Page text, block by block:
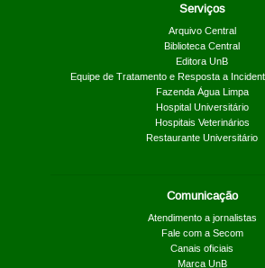
Serviços
Arquivo Central
Biblioteca Central
Editora UnB
Equipe de Tratamento e Resposta a
Fazenda Água Limpa
Hospital Universitário
Hospitais Veterinários
Restaurante Universitário
Comunicação
Atendimento a jornalistas
Fale com a Secom
Canais oficiais
Marca UnB